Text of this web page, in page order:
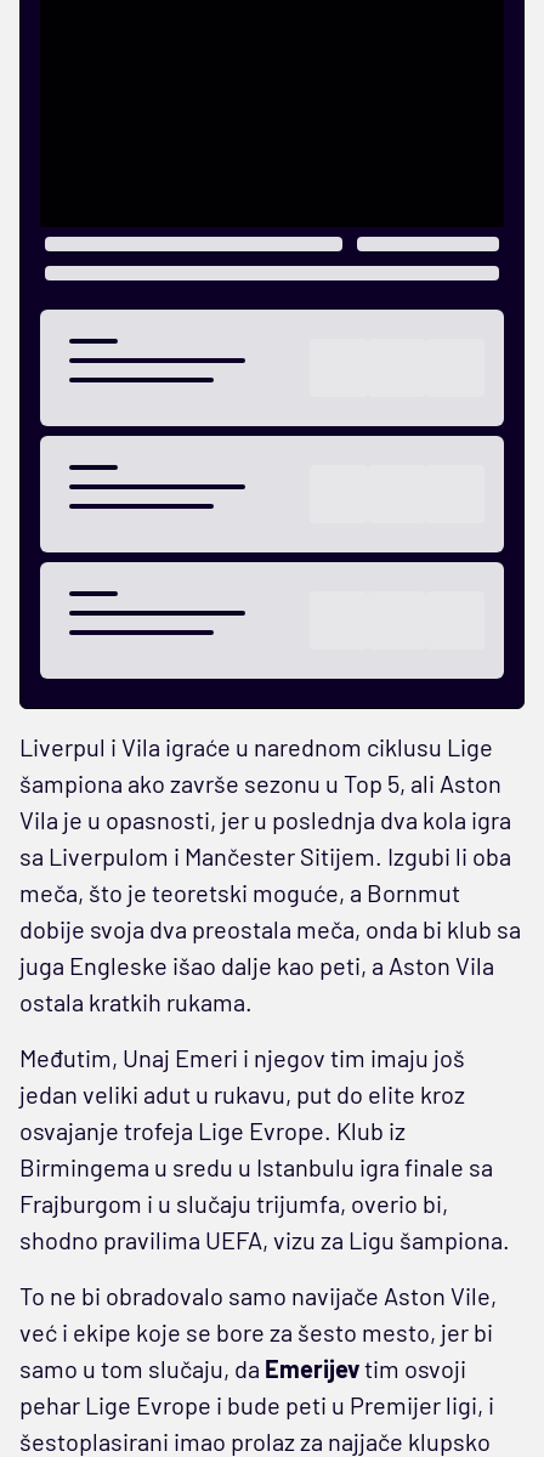
Liverpul i Vila igraće u narednom ciklusu Lige
šampiona ako završe sezonu u Top 5, ali Aston
Vila je u opasnosti, jer u poslednja dva kola igra
sa Liverpulom i Mančester Sitijem. Izgubi li oba
meča, što je teoretski moguće, a Bornmut
dobije svoja dva preostala meča, onda bi klub sa
juga Engleske išao dalje kao peti, a Aston Vila
ostala kratkih rukama.
Međutim, Unaj Emeri i njegov tim imaju još
jedan veliki adut u rukavu, put do elite kroz
osvajanje trofeja Lige Evrope. Klub iz
Birmingema u sredu u Istanbulu igra finale sa
Frajburgom i u slučaju trijumfa, overio bi,
shodno pravilima UEFA, vizu za Ligu šampiona.
To ne bi obradovalo samo navijače Aston Vile,
već i ekipe koje se bore za šesto mesto, jer bi
samo u tom slučaju, da Emerijevtim osvoji
pehar Lige Evrope i bude peti u Premijer ligi, i
šestoplasirani imao prolaz za najjače klupsko